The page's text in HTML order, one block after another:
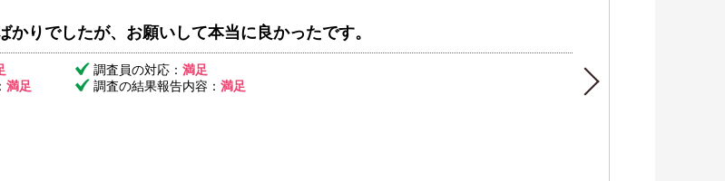
かりでしたが、お願いして本当に良かったです。
調査員の対応： 満足
満足 調査の結果報告内容： 満足